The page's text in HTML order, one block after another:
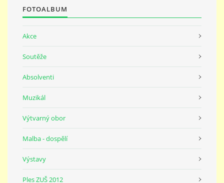
FOTOALBUM
Akce
Soutěže
Absolventi
Muzikál
Výtvarný obor
Malba - dospělí
Výstavy
Ples ZUŠ 2012